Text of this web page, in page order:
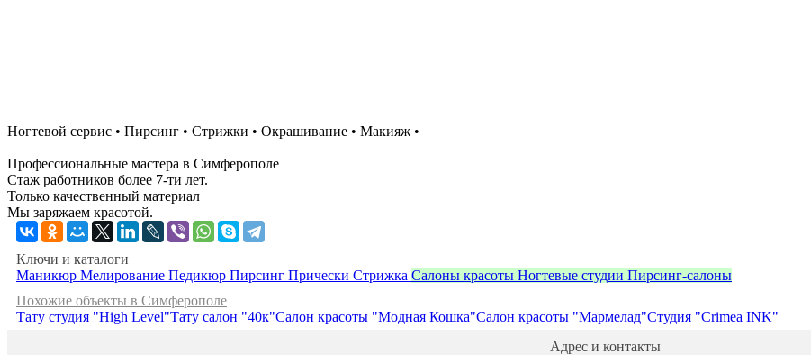
Ногтевой сервис • Пирсинг • Стрижки • Окрашивание • Макияж •
Профессиональные мастера в Симферополе
Стаж работников более 7-ти лет.
Только качественный материал
Мы заряжаем красотой.
Ключи и каталоги
Маникюр Мелирование Педикюр Пирсинг Прически Стрижка Салоны красоты Ногтевые студии Пирсинг-салоны
Похожие объекты в Симферополе
Тату студия "High Level"Тату салон "40к"Салон красоты "Модная Кошка"Салон красоты "Мармелад"Студия "Crimea INK"
Адрес и контакты